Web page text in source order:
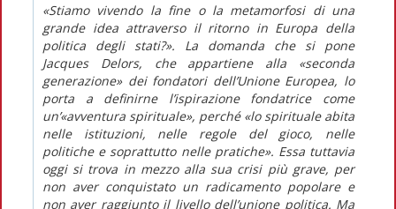
«Stiamo vivendo la fine o la metamorfosi di una
grande idea attraverso il ritorno in Europa della
politica degli stati?». La domanda che si pone
Jacques Delors, che appartiene alla «seconda
generazione» dei fondatori dell’Unione Europea, lo
porta a definirne l’ispirazione fondatrice come
un’«avventura spirituale», perché «lo spirituale abita
nelle istituzioni, nelle regole del gioco, nelle
politiche e soprattutto nelle pratiche». Essa tuttavia
oggi si trova in mezzo alla sua crisi più grave, per
non aver conquistato un radicamento popolare e
non aver raggiunto il livello dell’unione politica. Ma